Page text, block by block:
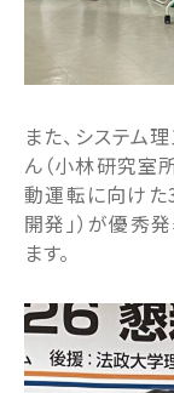
また、システム
ん（小林研究室
動運転に向けた
開発」）が優秀
ます。